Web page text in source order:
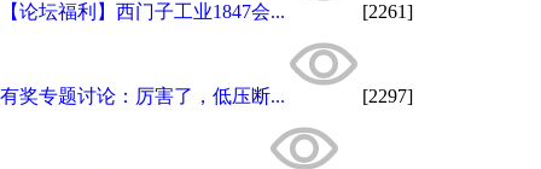
【论坛福利】西门子工业1847会... [2261]
有奖专题讨论：厉害了，低压断... [2297]